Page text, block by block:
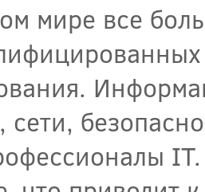
мире все